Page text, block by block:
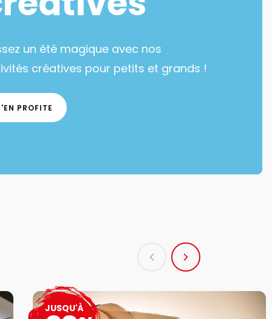
un été magique avec nos
créatives pour petits et grands !
PROFITE
JUSQU'À